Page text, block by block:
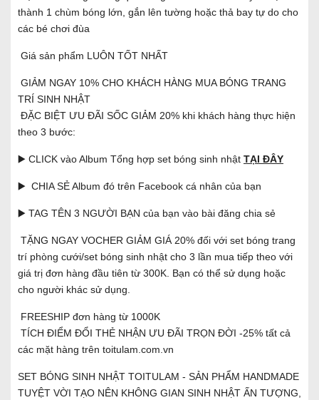
thành 1 chùm bóng lớn, gắn lên tường hoặc thả bay tự do cho
các bé chơi đùa
Giá sản phẩm LUÔN TỐT NHẤT
GIẢM NGAY 10% CHO KHÁCH HÀNG MUA BÓNG TRANG
TRÍ SINH NHẬT
ĐẶC BIỆT ƯU ĐÃI SỐC GIẢM 20% khi khách hàng thực hiện
theo 3 bước:
▶️ CLICK vào Album Tổng hợp set bóng sinh nhật TẠI ĐÂY
▶️ CHIA SẺ Album đó trên Facebook cá nhân của bạn
▶️ TAG TÊN 3 NGƯỜI BẠN của bạn vào bài đăng chia sẻ
TẶNG NGAY VOCHER GIẢM GIÁ 20% đối với set bóng trang
trí phòng cưới/set bóng sinh nhật cho 3 lần mua tiếp theo với
giá trị đơn hàng đầu tiên từ 300K. Bạn có thể sử dụng hoặc
cho người khác sử dụng.
FREESHIP đơn hàng từ 1000K
TÍCH ĐIỂM ĐỔI THẺ NHẬN ƯU ĐÃI TRỌN ĐỜI -25% tất cả
các mặt hàng trên toitulam.com.vn
SET BÓNG SINH NHẬT TOITULAM - SẢN PHẨM HANDMADE
TUYỆT VỜI TẠO NÊN KHÔNG GIAN SINH NHẬT ẤN TƯỢNG,